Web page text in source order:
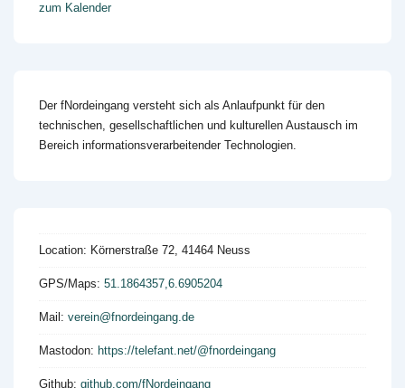
zum Kalender
Der fNordeingang versteht sich als Anlaufpunkt für den
technischen, gesellschaftlichen und kulturellen Austausch im
Bereich informationsverarbeitender Technologien.
Location: Körnerstraße 72, 41464 Neuss
GPS/Maps: 51.1864357,6.6905204
Mail: verein@fnordeingang.de
Mastodon: https://telefant.net/@fnordeingang
Github: github.com/fNordeingang